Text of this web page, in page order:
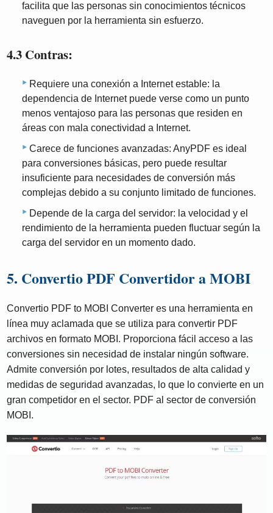
facilita que las personas sin conocimientos técnicos
naveguen por la herramienta sin esfuerzo.
4.3 Contras:
Requiere una conexión a Internet estable: la
dependencia de Internet puede verse como un punto
menos ventajoso para las personas que residen en
áreas con mala conectividad a Internet.
Carece de funciones avanzadas: AnyPDF es ideal
para conversiones básicas, pero puede resultar
insuficiente para necesidades de conversión más
complejas debido a su conjunto limitado de funciones.
Depende de la carga del servidor: la velocidad y el
rendimiento de la herramienta pueden fluctuar según la
carga del servidor en un momento dado.
5. Convertio PDF Convertidor a MOBI
Convertio PDF to MOBI Converter es una herramienta en
línea muy aclamada que se utiliza para convertir PDF
archivos en formato MOBI. Proporciona fácil acceso a las
conversiones sin necesidad de instalar ningún software.
Admite conversión por lotes, resultados de alta calidad y
medidas de seguridad avanzadas, lo que lo convierte en un
gran competidor en el sector. PDF al sector de conversión
MOBI.